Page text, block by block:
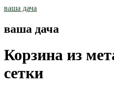
Skip
ваша дача
ваша дача
Корзина из
сетки